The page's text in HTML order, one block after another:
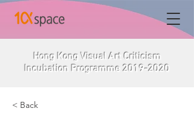
Hong Kong Visual Art Criticism
Incubation Programme 2019-2020
< Back